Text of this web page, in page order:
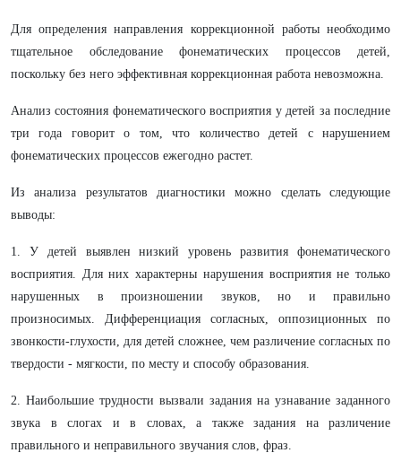
Для определения направления коррекционной работы необходимо
тщательное обследование фонематических процессов детей,
поскольку без него эффективная коррекционная работа невозможна.
Анализ состояния фонематического восприятия у детей за последние
три года говорит о том, что количество детей с нарушением
фонематических процессов ежегодно растет.
Из анализа результатов диагностики можно сделать следующие
выводы:
1. У детей выявлен низкий уровень развития фонематического
восприятия. Для них характерны нарушения восприятия не только
нарушенных в произношении звуков, но и правильно
произносимых. Дифференциация согласных, оппозиционных по
звонкости-глухости, для детей сложнее, чем различение согласных по
твердости - мягкости, по месту и способу образования.
2. Наибольшие трудности вызвали задания на узнавание заданного
звука в слогах и в словах, а также задания на различение
правильного и неправильного звучания слов, фраз.